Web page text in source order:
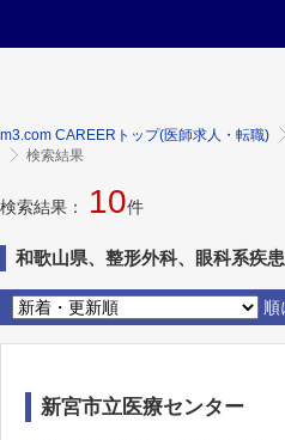
m3.com CAREERトップ(医師求人・転職)
検索結果
検索結果： 10件
和歌山県、整形外科、眼科系疾
新宮市立医療センター